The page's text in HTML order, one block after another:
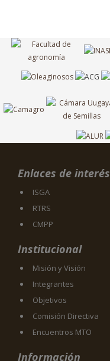
Enlaces de interés
ISGA
RTRS
CMPP
Institucional
Misión y Visión
Integrantes
Objetivos
Comisión Directiva
Encuentros MTO
Información